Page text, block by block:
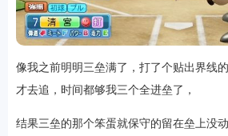
角色扮演小游戏恋爱养成 up主自制
益智休闲冒险解谜街机格斗模拟经营 音
趣味新闻阅读考试学习AI软件健康运动生
像我之前明明三垒满了，打了个贴出界线
才去追，时间都够我三个全进垒了，
结果三垒的那个笨蛋就保守的留在垒上